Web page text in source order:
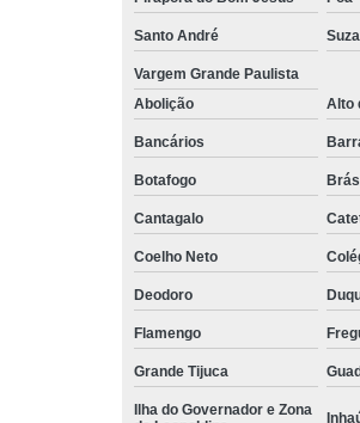
Santo André
Vargem Grande Paulista
Abolição
Alto
Bancários
Botafogo
Cantagalo
Coelho Neto
Deodoro
Flamengo
Grande Tijuca
Ilha do Governador e Zona